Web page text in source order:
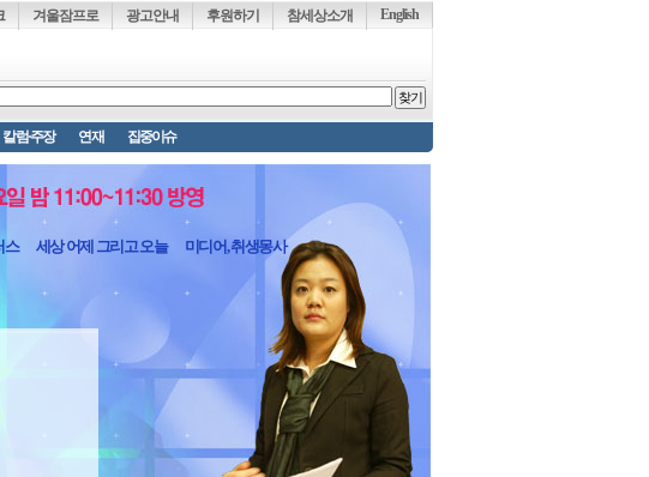
English
참세상소개
후원하기
광고안내
겨울잠프로
칼럼·주장 연재 집중이슈
스 세상 어제 그리고 오늘 미디어, 취생몽사